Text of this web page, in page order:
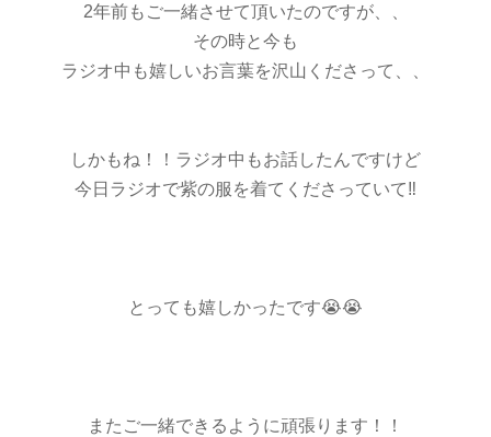
2年前もご一緒させて頂いたのですが、、
その時と今も
ラジオ中も嬉しいお言葉を沢山くださって、、
しかもね！！ラジオ中もお話したんですけど
今日ラジオで紫の服を着てくださっていて‼️
とっても嬉しかったです😭😭
またご一緒できるように頑張ります！！